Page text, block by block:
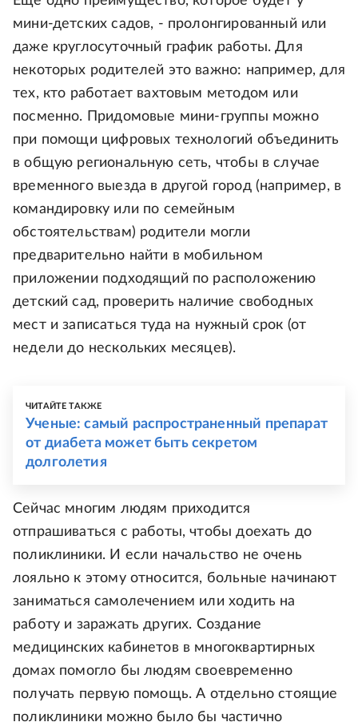
мини-детских садов, - пролонгированный или
даже круглосуточный график работы. Для
некоторых родителей это важно: например, для
тех, кто работает вахтовым методом или
посменно. Придомовые мини-группы можно
при помощи цифровых технологий объединить
в общую региональную сеть, чтобы в случае
временного выезда в другой город (например, в
командировку или по семейным
обстоятельствам) родители могли
предварительно найти в мобильном
приложении подходящий по расположению
детский сад, проверить наличие свободных
мест и записаться туда на нужный срок (от
недели до нескольких месяцев).
ЧИТАЙТЕ ТАКЖЕ
Ученые: самый распространенный препарат
от диабета может быть секретом
долголетия
Сейчас многим людям приходится
отпрашиваться с работы, чтобы доехать до
поликлиники. И если начальство не очень
лояльно к этому относится, больные начинают
заниматься самолечением или ходить на
работу и заражать других. Создание
медицинских кабинетов в многоквартирных
домах помогло бы людям своевременно
получать первую помощь. А отдельно стоящие
поликлиники можно было бы частично